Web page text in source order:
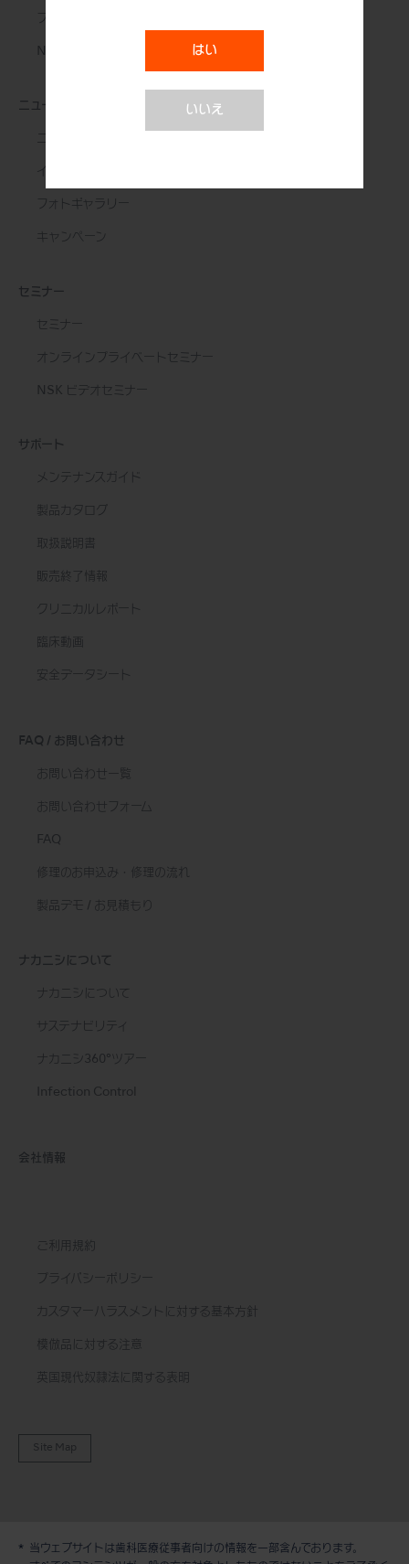
はい
いいえ
プロのための究極の道具
NSK STUDIO
ニュース&イベント
イベント
フォトギャラリー
キャンペーン
セミナー
セミナー
オンラインプライベートセミナー
NSK ビデオセミナー
サポート
メンテナンスガイド
製品カタログ
取扱説明書
販売終了情報
クリニカルレポート
臨床動画
安全データシート
FAQ / お問い合わせ
お問い合わせ一覧
お問い合わせフォーム
FAQ
修理のお申込み・修理の流れ
製品デモ / お見積もり
ナカニシについて
ナカニシについて
サステナビリティ
ナカニシ360°ツアー
Infection Control
会社情報
ご利用規約
プライバシーポリシー
カスタマーハラスメントに対する基本方針
模倣品に対する注意
英国現代奴隷法に関する表明
Site Map
当ウェブサイトは歯科医療従事者向けの情報を一部含んでおります。